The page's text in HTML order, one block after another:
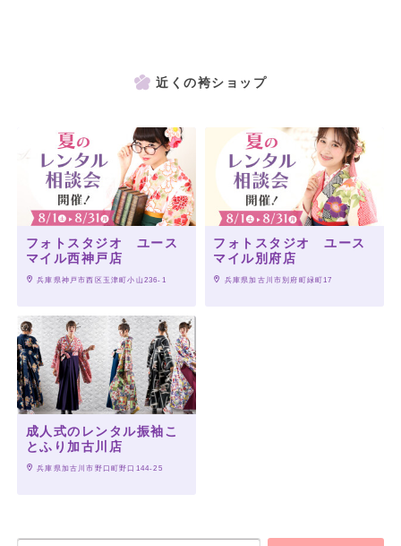
近くの袴ショップ
フォトスタジオ ユース
マイル西神戸店
兵庫県神戸市西区玉津町小山236-1
フォトスタジオ ユース
マイル別府店
兵庫県加古川市別府町緑町17
成人式のレンタル振袖こ
とふり加古川店
兵庫県加古川市野口町野口144-25